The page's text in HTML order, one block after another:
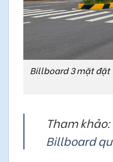
Billboard 3 mặt đặt
Tham khảo:
Billboard